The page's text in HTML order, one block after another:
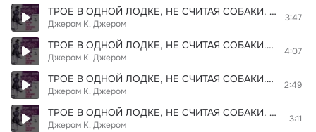
ТРОЕ В ОДНОЙ ЛОДКЕ, НЕ СЧИТАЯ СОБАКИ. Глава 03. Фрагмент 04
Джером К. Джером
3:47
ТРОЕ В ОДНОЙ ЛОДКЕ, НЕ СЧИТАЯ СОБАКИ. Глава 03. Фрагмент 05
Джером К. Джером
4:07
ТРОЕ В ОДНОЙ ЛОДКЕ, НЕ СЧИТАЯ СОБАКИ. Глава 03. Фрагмент 06
Джером К. Джером
2:49
ТРОЕ В ОДНОЙ ЛОДКЕ, НЕ СЧИТАЯ СОБАКИ. Глава 04. Фрагмент 01
Джером К. Джером
3:11